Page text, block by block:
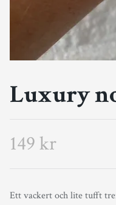
Luxury
149 kr
Ett vackert och lite tufft